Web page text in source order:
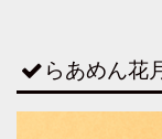
らあめん花